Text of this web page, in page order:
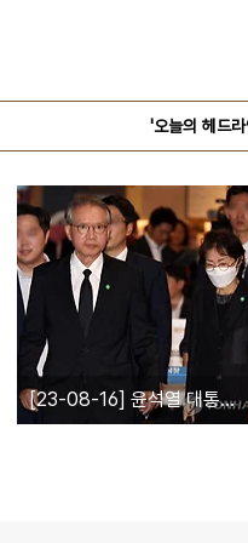
'오늘의 헤드
[23-08-16] 윤석열 대통령 부친상 조문